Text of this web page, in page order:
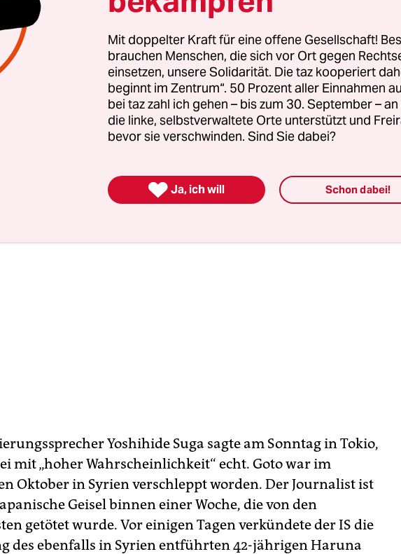
ist der 47-jährige Goto in orangefarbener Kleidung auf
sehen. Ein maskierter, mit einem Messer bewaffneter
neben der Geisel und macht die japanische Regierung für
Journalisten verantwortlich. Der Maskierte wendet sich in
an Abe: Wegen dessen gewissenloser Entscheidung,
aussichtslosen Krieg teilzunehmen, wird dieses Messer
töten, sondern weiter machen und Massaker
Yoshihide Suga sagte am Sonntag in Tokio,
mit „hoher Wahrscheinlichkeit“ echt. Goto war im
Oktober in Syrien verschleppt worden. Der Journalist ist
Geisel binnen einer Woche, die von den
getötet wurde. Vor einigen Tagen verkündete der IS die
des ebenfalls in Syrien entführten 42-jährigen Haruna
Mit doppelter Kraft für eine offene Gesellschaft!
brauchen Menschen, die sich vor Ort gegen
einsetzen, unsere Solidarität. Die taz kooperiert
beginnt im Zentrum“. 50 Prozent aller Einnahmen
bei taz zahl ich gehen – bis zum 30. September –
die linke, selbstverwaltete Orte unterstützt und
bevor sie verschwinden. Sind Sie dabei?
 Ja, ich will Schon dabei!